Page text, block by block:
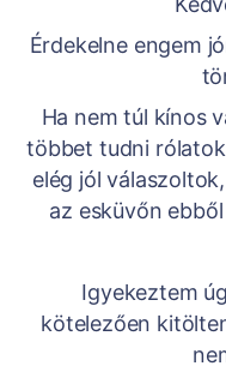
Érdekelne engem
Ha nem túl kínos
többet tudni
elég jól
az esküvőn
Igyekeztem
kötelezően